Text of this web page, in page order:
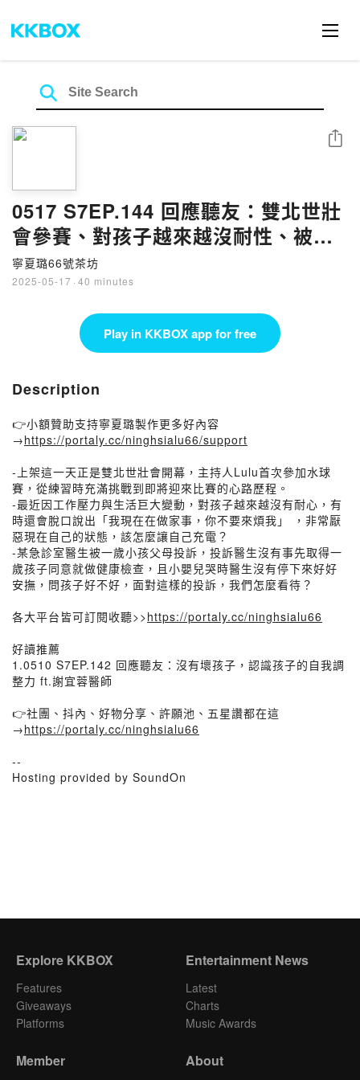
0517 S7EP.144 回應聽友：雙北世壯
會參賽、對孩子越來越沒耐性、被投
訴沒同理心
寧夏璐66號茶坊
2025-05-17 · 40 minutes
Share
Play in KKBOX app for free
Description
👉小額贊助支持寧夏璐製作更多好內容
→https://portaly.cc/ninghsialu66/support
-上架這一天正是雙北世壯會開幕，主持人Lulu首次參加水球
賽，從練習時充滿挑戰到即將迎來比賽的心路歷程。
-最近因工作壓力與生活巨大變動，對孩子越來越沒有耐心，有
時還會脫口說出「我現在在做家事，你不要來煩我」 ，非常厭
惡現在自己的狀態，該怎麼讓自己充電？
-某急診室醫生被一歲小孩父母投訴，投訴醫生沒有事先取得一
歲孩子同意就做健康檢查，且小嬰兒哭時醫生沒有停下來好好
安撫，問孩子好不好，面對這樣的投訴，我們怎麼看待？
各大平台皆可訂閱收聽>>https://portaly.cc/ninghsialu66
好讀推薦
1.0510 S7EP.142 回應聽友：沒有壞孩子，認識孩子的自我調
整力 ft.謝宜蓉醫師
👉社團、抖內、好物分享、許願池、五星讚都在這
→https://portaly.cc/ninghsialu66
--
Hosting provided by SoundOn
Explore KKBOX
Features
Giveaways
Platforms
Entertainment News
Latest
Charts
Music Awards
Member About